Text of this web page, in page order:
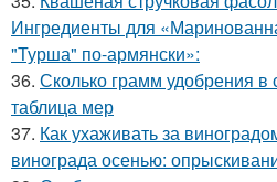
Ингредиенты для
"Турша" по-армянски»:
36. Сколько грамм удобрения в
таблица мер
37. Как ухаживать за
винограда осенью: